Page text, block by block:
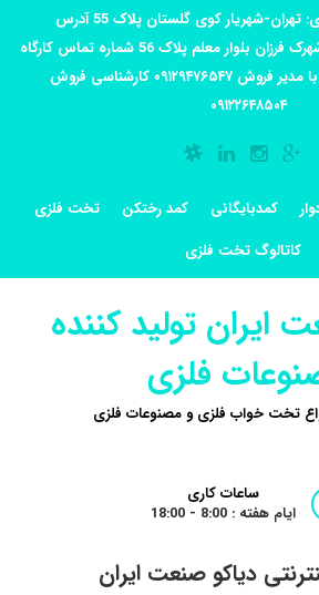
آدرس کارگاه تولیدی: تهران-شهریار کوی گلستان پلاک 55 آدرس
فروشگاه:تهران شهر قدس شهرک فرزان بلوار معلم پلاک 56 شماره تماس کارگاه
۰۲۱_۴۶۸۳۵۱۸۸ تماس با مدیر فروش ۰۹۱۲۹۴۷۶۵۴۷ کارشناسی فروش
۰۹۱۲۲۶۴۸۵۰۴
کمدبایگانی کمد رختکن
تخت فلزی
کاتالوگ تخت فلزی
ایران تولید کننده
فلزی
تخت خواب فلزی و مصنوعات فلزی
ساعات کاری
ایام هفته : 8:00 - 18:00
دیاکو صنعت ایران